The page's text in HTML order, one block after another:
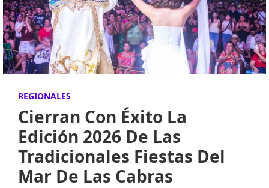
REGIONALES
Cierran Con Éxito La
Edición 2026 De Las
Tradicionales Fiestas Del
Mar De Las Cabras